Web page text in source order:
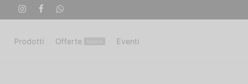
Prodotti Offerte Eventi